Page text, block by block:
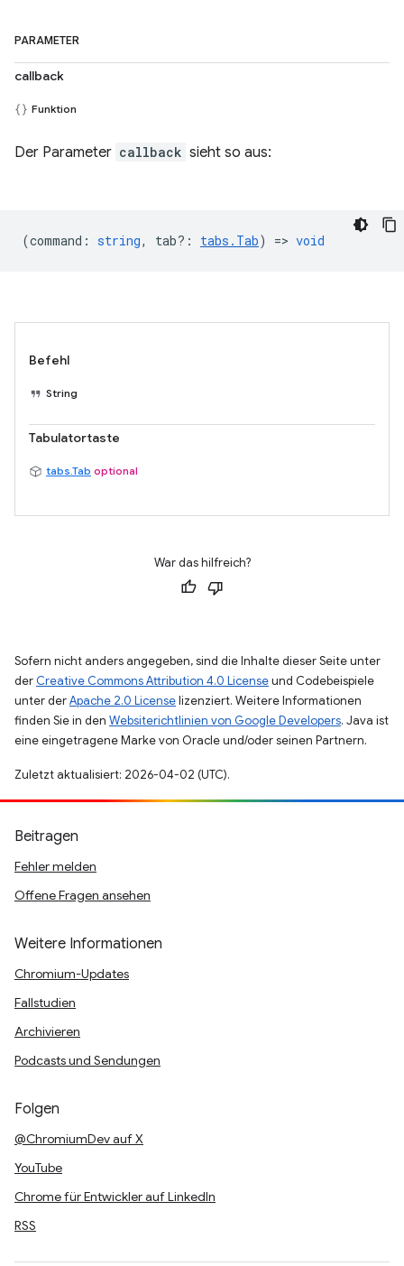
PARAMETER
callback
Funktion
Der Parameter callback sieht so aus:
(command : string, tab? : tabs.Tab) => void
Befehl
String
Tabulatortaste
tabs.Tab optional
War das hilfreich?
Sofern nicht anders angegeben, sind die Inhalte dieser Seite unter
der Creative Commons Attribution 4.0 Licenseund Codebeispiele
unter derApache 2.0 Licenselizenziert. Weitere Informationen
finden Sie in den Websiterichtlinien von Google Developers. Java ist
eine eingetragene Marke von Oracle und/oder seinen Partnern.
Zuletzt aktualisiert: 2026-04-02 (UTC).
Beitragen
Fehler melden
Offene Fragen ansehen
Weitere Informationen
Chromium-Updates
Fallstudien
Archivieren
Podcasts und Sendungen
Folgen
@ChromiumDev auf X
YouTube
Chrome für Entwickler auf LinkedIn
RSS